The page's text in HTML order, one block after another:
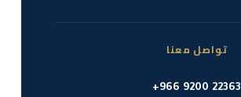
تواصل معنا
+966 9200 22363